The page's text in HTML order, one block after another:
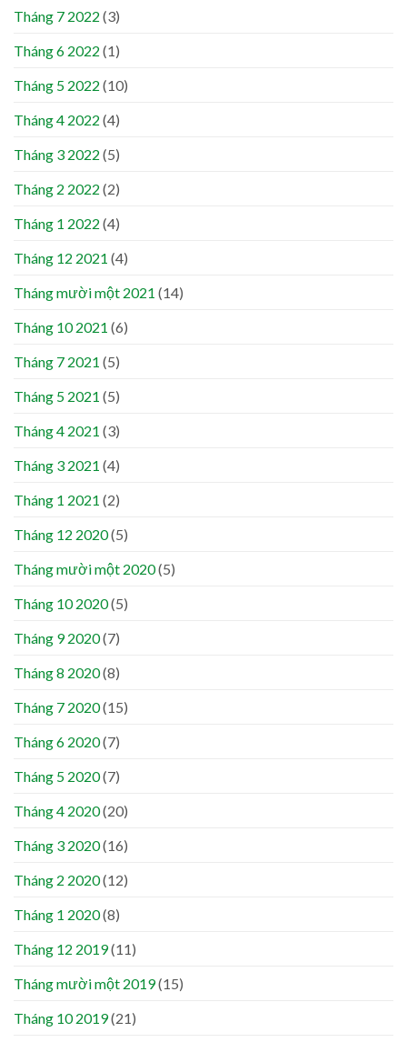
Tháng 7 2022 (3)
Tháng 6 2022 (1)
Tháng 5 2022 (10)
Tháng 4 2022 (4)
Tháng 3 2022 (5)
Tháng 2 2022 (2)
Tháng 1 2022 (4)
Tháng 12 2021 (4)
Tháng mười một 2021 (14)
Tháng 10 2021 (6)
Tháng 7 2021 (5)
Tháng 5 2021 (5)
Tháng 4 2021 (3)
Tháng 3 2021 (4)
Tháng 1 2021 (2)
Tháng 12 2020(5)
Tháng mười một 2020(5)
Tháng 10 2020(5)
Tháng 9 2020(7)
Tháng 8 2020(8)
Tháng 7 2020(15)
Tháng 6 2020(7)
Tháng 5 2020(7)
Tháng 4 2020(20)
Tháng 3 2020(16)
Tháng 2 2020(12)
Tháng 1 2020(8)
Tháng 12 2019(11)
Tháng mười một 2019(15)
Tháng 10 2019(21)